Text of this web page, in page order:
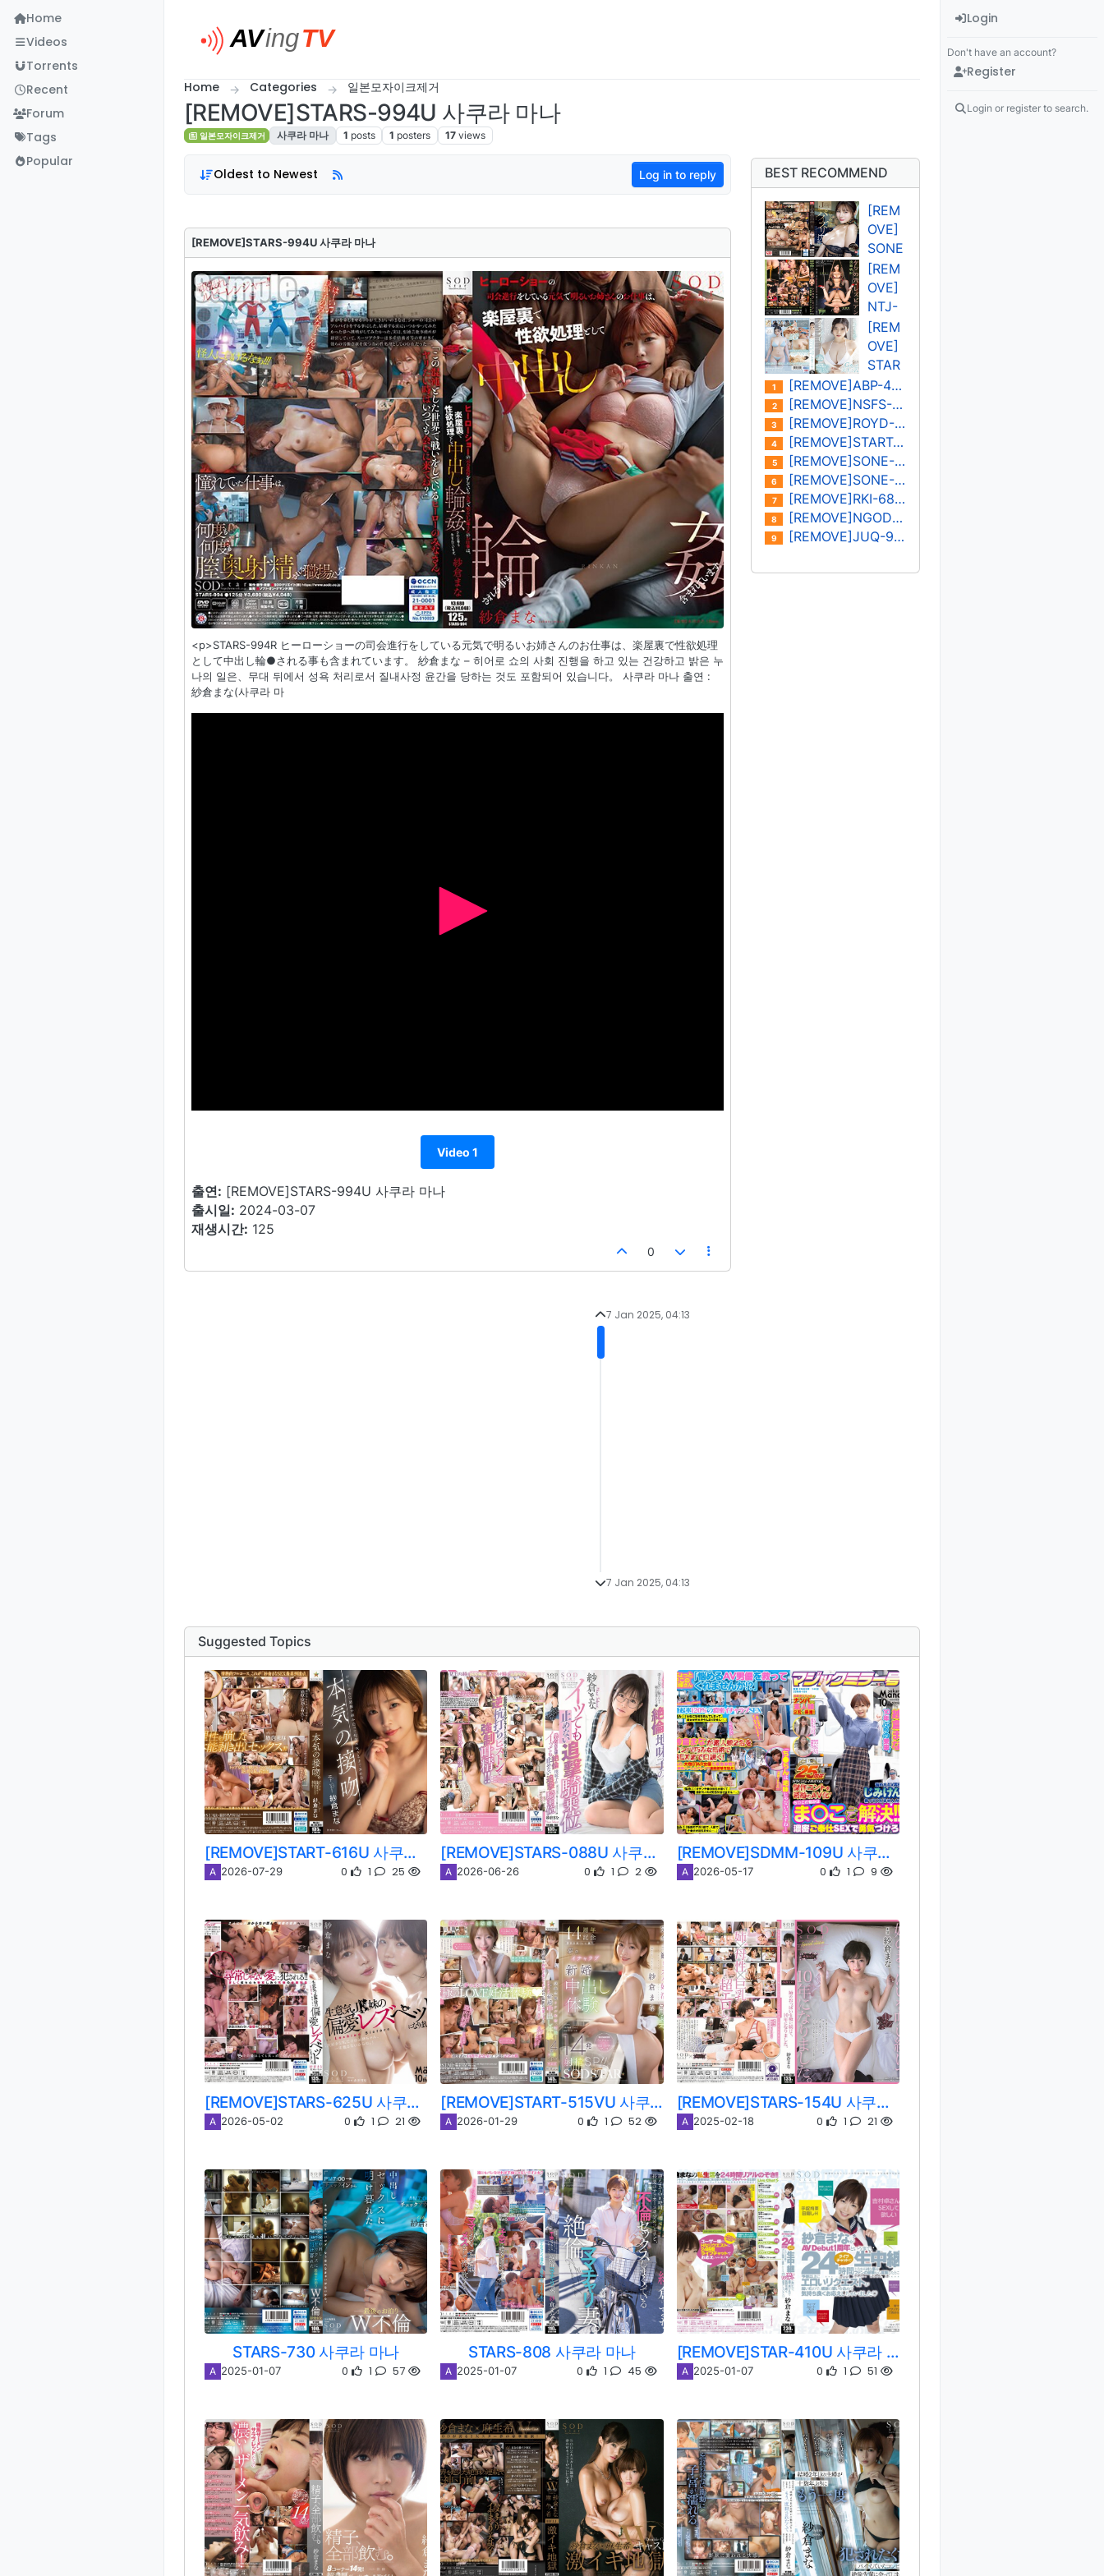
Home
Videos
Torrents
Recent
Forum
Tags
Popular
Home Categories 일본모자이크제거
[REMOVE]STARS-994U 사쿠라 마나
일본모자이크제거 사쿠라 마나 1 posts 1 posters 17 views
Oldest to Newest Log in to reply
[REMOVE]STARS-994U 사쿠라 마나
<p>STARS-994R ヒーローショーの司会進行をしている元気で明るいお姉さんのお仕事は、楽屋裏で性欲処理
として中出し輪●される事も含まれています。 紗倉まな – 히어로 쇼의 사회 진행을 하고 있는 건강하고 밝은 누
나의 일은、무대 뒤에서 성욕 처리로서 질내사정 윤간을 당하는 것도 포함되어 있습니다。 사쿠라 마나 출연 :
紗倉まな(사쿠라 마
Video 1
출연: [REMOVE]STARS-994U 사쿠라 마나
출시일: 2024-03-07
재생시간: 125
0
7 Jan 2025, 04:13
7 Jan 2025, 04:13
BEST RECOMMEND
[REM
OVE]
SONE
-
394U
고조
오 렌
[REM
OVE]
NTJ-
011U
사쿠
라 세
나/미
즈시
마 아
이
[REM
OVE]
STAR
S-
573U
카미
키 레
이
1 [REMOVE]ABP-402U
2 [REMOVE]NSFS-401U 오노사카 유이카
3 [REMOVE]ROYD-030U 키노시타 히마리/하나자와 히마리
4 [REMOVE]START-182U 미온
5 [REMOVE]SONE-400U 하나 아리스
6 [REMOVE]SONE-387U 키요하라 미유
7 [REMOVE]RKI-683U 모나미 스즈
8 [REMOVE]NGOD-227U 하타노 유이/쿠로키 레이나
9 [REMOVE]JUQ-931U 카노우 아이
Suggested Topics
[REMOVE]START-616U 사쿠라 마나
A 2026-07-29 0 1 25
[REMOVE]STARS-088U 사쿠라 마나
A 2026-06-26 0 1 2
[REMOVE]SDMM-109U 사쿠라 마나/오구라 유나
A 2026-05-17 0 1 9
[REMOVE]STARS-625U 사쿠라 마나/마츠모토 이치카
A 2026-05-02 0 1 21
[REMOVE]START-515VU 사쿠라 마나
A 2026-01-29 0 1 52
[REMOVE]STARS-154U 사쿠라 마나
A 2025-02-18 0 1 21
STARS-730 사쿠라 마나
A 2025-01-07 0 1 57
STARS-808 사쿠라 마나
A 2025-01-07 0 1 45
[REMOVE]STAR-410U 사쿠라 마나
A 2025-01-07 0 1 51
Login
Don't have an account?
Register
Login or register to search.